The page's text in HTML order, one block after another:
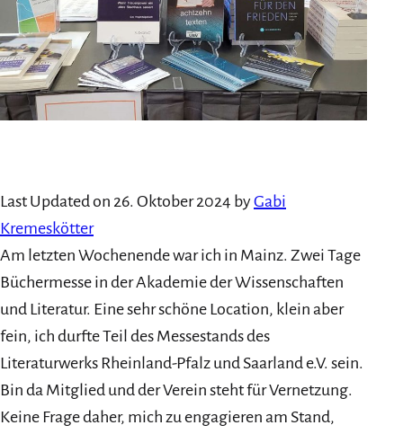
Last Updated on 26. Oktober 2024 byGabi
Kremeskötter
Am letzten Wochenende war ich in Mainz. Zwei Tage
Büchermesse in der Akademie der Wissenschaften
und Literatur. Eine sehr schöne Location, klein aber
fein, ich durfte Teil des Messestands des
Literaturwerks Rheinland-Pfalz und Saarland e.V. sein.
Bin da Mitglied und der Verein steht für Vernetzung.
Keine Frage daher, mich zu engagieren am Stand,